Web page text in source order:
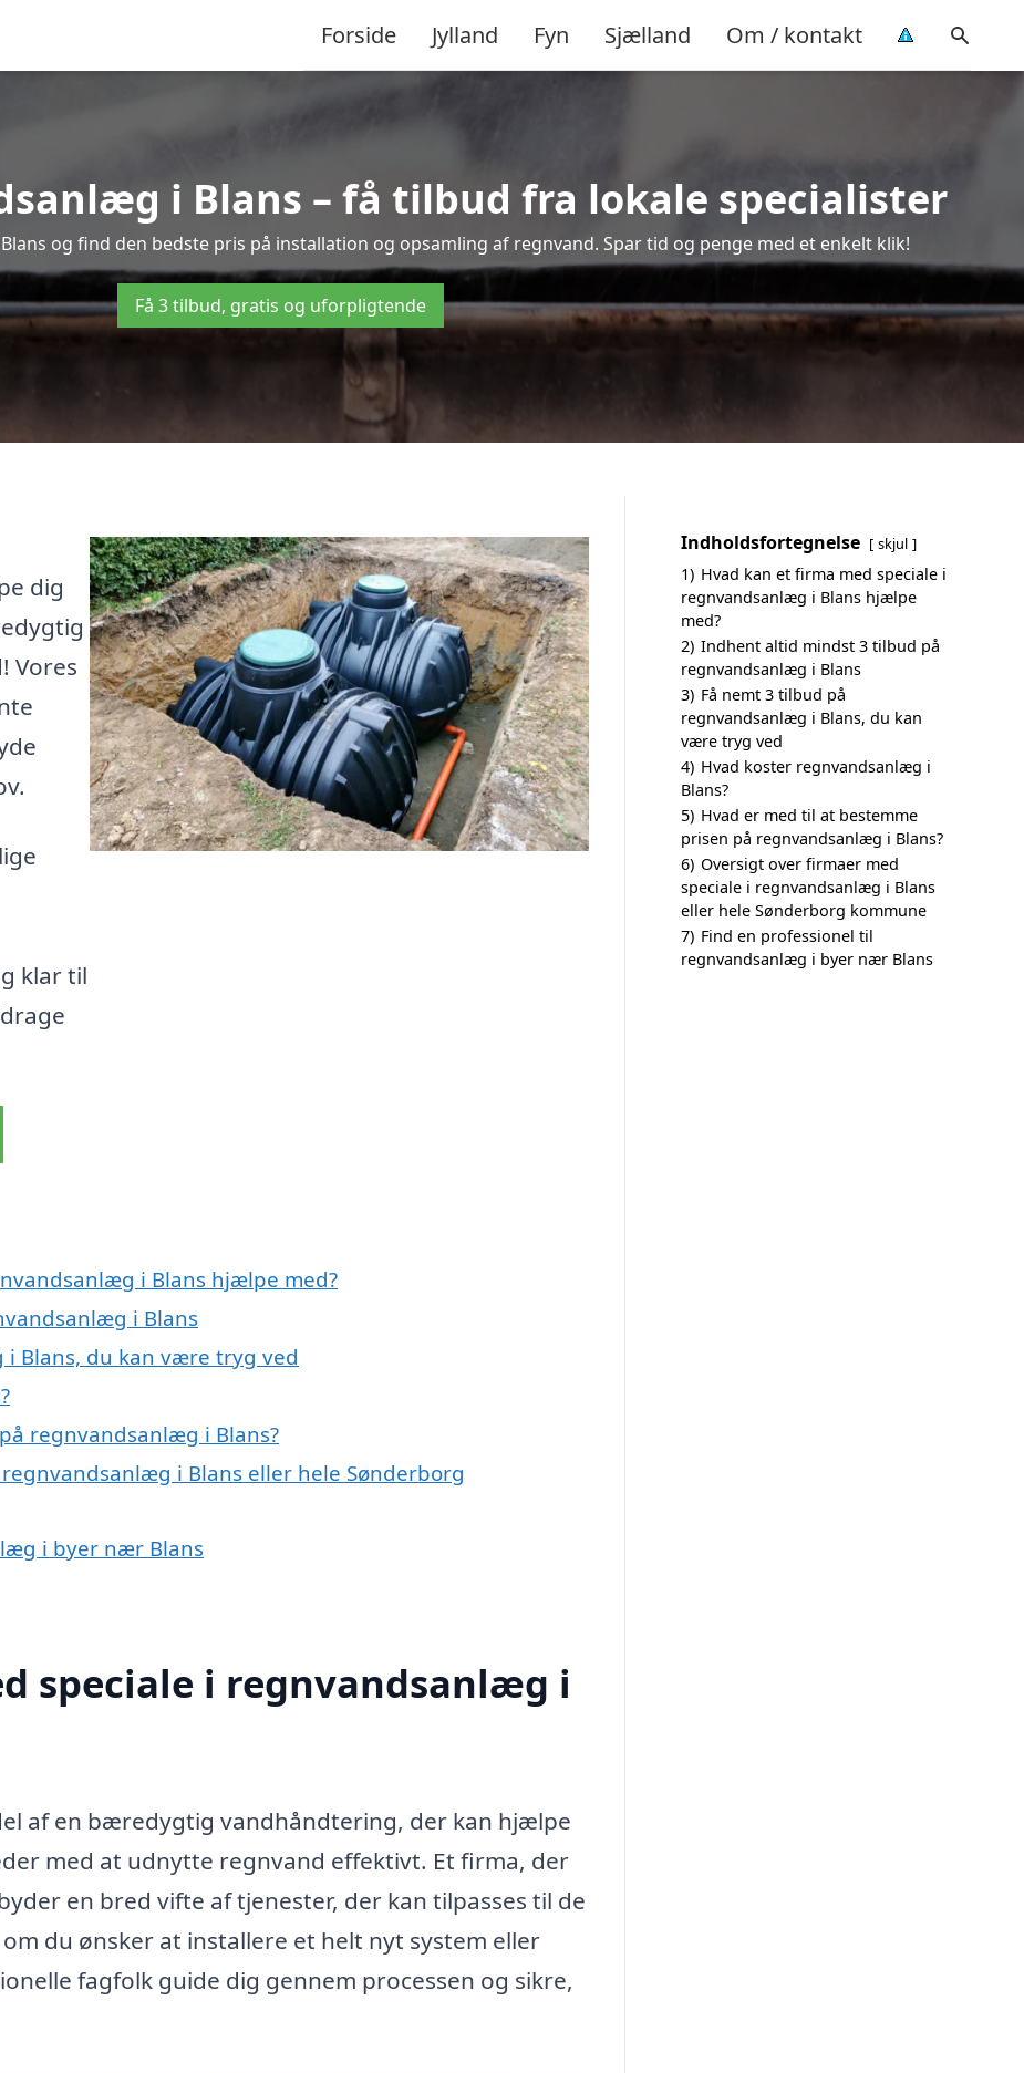
Forside Jylland Fyn Sjælland Om / kontakt
i Blans – få tilbud fra lokale specialister
og find den bedste pris på installation og opsamling af regnvand. Spar tid og penge med et enkelt klik!
Få 3 tilbud, gratis og uforpligtende
dig
Vores
klar til
i Blans hjælpe med?
i Blans
Blans, du kan være tryg ved
regnvandsanlæg i Blans?
i Blans eller hele Sønderborg
i byer nær Blans
speciale i regnvandsanlæg i
af en bæredygtig vandhåndtering, der kan hjælpe
med at udnytte regnvand effektivt. Et firma, der
en bred vifte af tjenester, der kan tilpasses til de
du ønsker at installere et helt nyt system eller
fagfolk guide dig gennem processen og sikre,
Indholdsfortegnelse skjul
1) Hvad kan et firma med speciale i
regnvandsanlæg i Blans hjælpe
med?
2) Indhent altid mindst 3 tilbud på
regnvandsanlæg i Blans
3) Få nemt 3 tilbud på
regnvandsanlæg i Blans, du kan
være tryg ved
4) Hvad koster regnvandsanlæg i
Blans?
5) Hvad er med til at bestemme
prisen på regnvandsanlæg i Blans?
6) Oversigt over firmaer med
speciale i regnvandsanlæg i Blans
eller hele Sønderborg kommune
7) Find en professionel til
regnvandsanlæg i byer nær Blans